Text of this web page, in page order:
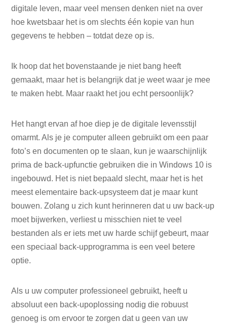
digitale leven, maar veel mensen denken niet na over
hoe kwetsbaar het is om slechts één kopie van hun
gegevens te hebben – totdat deze op is.
Ik hoop dat het bovenstaande je niet bang heeft
gemaakt, maar het is belangrijk dat je weet waar je mee
te maken hebt. Maar raakt het jou echt persoonlijk?
Het hangt ervan af hoe diep je de digitale levensstijl
omarmt. Als je je computer alleen gebruikt om een ​​paar
foto’s en documenten op te slaan, kun je waarschijnlijk
prima de back-upfunctie gebruiken die in Windows 10 is
ingebouwd. Het is niet bepaald slecht, maar het is het
meest elementaire back-upsysteem dat je maar kunt
bouwen. Zolang u zich kunt herinneren dat u uw back-up
moet bijwerken, verliest u misschien niet te veel
bestanden als er iets met uw harde schijf gebeurt, maar
een speciaal back-upprogramma is een veel betere
optie.
Als u uw computer professioneel gebruikt, heeft u
absoluut een back-upoplossing nodig die robuust
genoeg is om ervoor te zorgen dat u geen van uw